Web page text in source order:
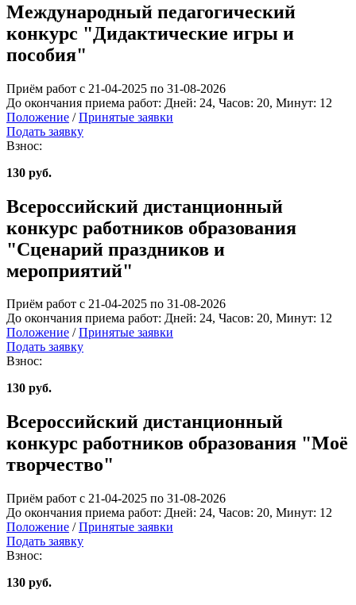
Международный педагогический
конкурс "Дидактические игры и
пособия"
Приём работ с 21-04-2025 по 31-08-2026
До окончания приема работ: Дней: 24, Часов: 20, Минут: 12
Положение / Принятые заявки
Подать заявку
Взнос:
130 руб.
Всероссийский дистанционный
конкурс работников образования
"Сценарий праздников и
мероприятий"
Приём работ с 21-04-2025 по 31-08-2026
До окончания приема работ: Дней: 24, Часов: 20, Минут: 12
Положение / Принятые заявки
Подать заявку
Взнос:
130 руб.
Всероссийский дистанционный
конкурс работников образования "Моё
творчество"
Приём работ с 21-04-2025 по 31-08-2026
До окончания приема работ: Дней: 24, Часов: 20, Минут: 12
Положение / Принятые заявки
Подать заявку
Взнос:
130 руб.